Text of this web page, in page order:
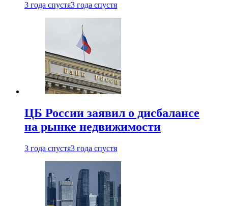
3 года спустя3 года спустя
ЦБ России заявил о дисбалансе
на рынке недвижимости
3 года спустя3 года спустя